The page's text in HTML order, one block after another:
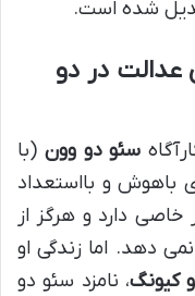
شده است.
در دو
سئو دو وون (با
باهوش و بااستعداد
دارد و هرگز از
دهد. اما زندگی او
کیونگ، نامزد سئو دو